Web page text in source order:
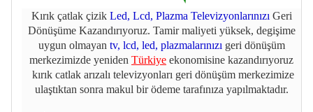
Kırık çatlak çizik Led, Lcd, Plazma Televizyonlarınızı Geri
Dönüşüme Kazandırıyoruz. Tamir maliyeti yüksek, degişime
uygun olmayan tv, lcd, led, plazmalarınızı geri dönüşüm
merkezimizde yeniden Türkiye ekonomisine kazandırıyoruz
kırık catlak arızalı televizyonları geri dönüşüm merkezimize
ulaştıktan sonra makul bir ödeme tarafınıza yapılmaktadır.